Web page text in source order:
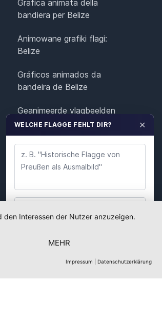
Grafica animata della
bandiera per Belize
Animowane grafiki flagi:
Belize
Gráficos animados da
bandeira de Belize
Geanimeerde vlagbeelden
voor Belize
Animerad flaggrafik för
Belize
WELCHE FLAGGE FEHLT DIR? ✕
den Interessen der Nutzer anzuzeigen.
MEHR
Impressum Datenschutzerklärung